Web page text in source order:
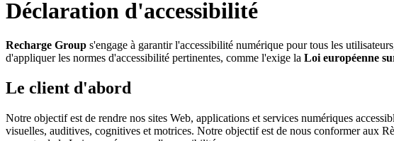
Déclaration d'accessibilité
Recharge Group s'engage à garantir l'accessibilité numérique pour tous les
d'appliquer les normes d'accessibilité pertinentes, comme l'exige la Loi européenne
Le client d'abord
Notre objectif est de rendre nos sites Web, applications et services numériques
visuelles, auditives, cognitives et motrices. Notre objectif est de nous conformer aux